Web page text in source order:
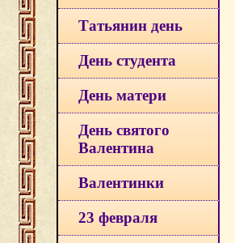
Татьянин день
День студента
День матери
День святого
Валентина
Валентинки
23 февраля